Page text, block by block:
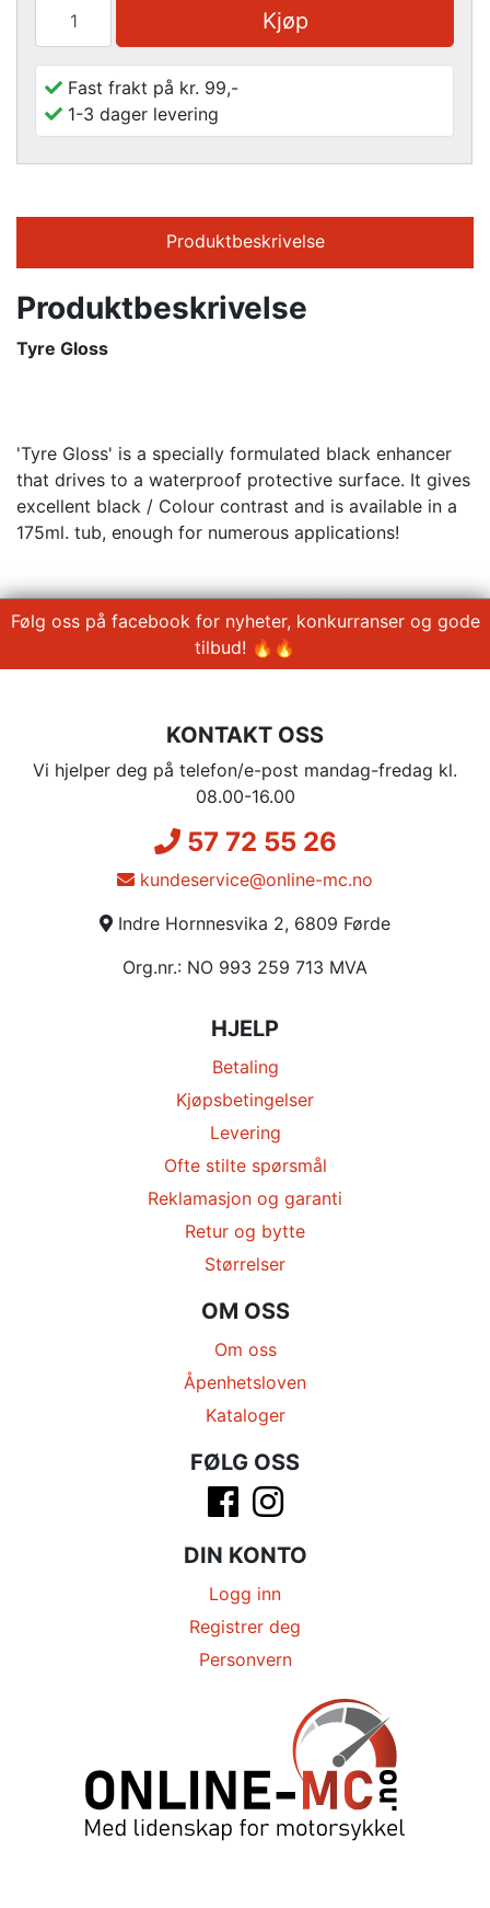
Kjøp
Fast frakt på kr. 99,-
1-3 dager levering
Produktbeskrivelse
Produktbeskrivelse
Tyre Gloss
'Tyre Gloss' is a specially formulated black enhancer
that drives to a waterproof protective surface. It gives
excellent black / Colour contrast and is available in a
175ml. tub, enough for numerous applications!
Følg oss på facebook for nyheter, konkurranser og gode
tilbud! 🔥🔥
KONTAKT OSS
Vi hjelper deg på telefon/e-post mandag-fredag kl.
08.00-16.00
57 72 55 26
kundeservice@online-mc.no
Indre Hornnesvika 2, 6809 Førde
Org.nr.: NO 993 259 713 MVA
HJELP
Betaling
Kjøpsbetingelser
Levering
Ofte stilte spørsmål
Reklamasjon og garanti
Retur og bytte
Størrelser
OM OSS
Om oss
Åpenhetsloven
Kataloger
FØLG OSS
DIN KONTO
Logg inn
Registrer deg
Personvern